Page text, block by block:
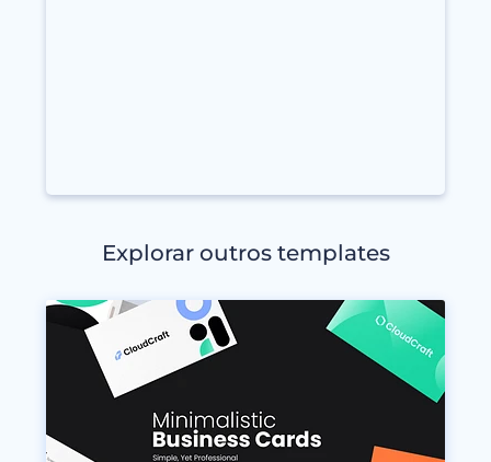
Explorar outros templates